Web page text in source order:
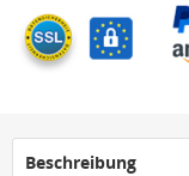
Beschreibung